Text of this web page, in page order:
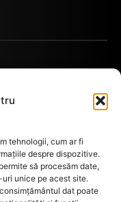
tehnologii, cum ar fi
despre dispozitive.
să procesăm date,
unice pe acest site.
dat poate